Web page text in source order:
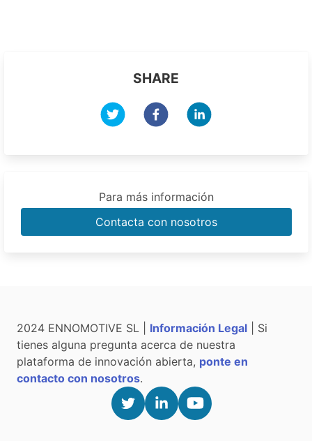
SHARE
Para más información
Contacta con nosotros
2024 ENNOMOTIVE SL | Información Legal | Si
tienes alguna pregunta acerca de nuestra
plataforma de innovación abierta, ponte en
contacto con nosotros.